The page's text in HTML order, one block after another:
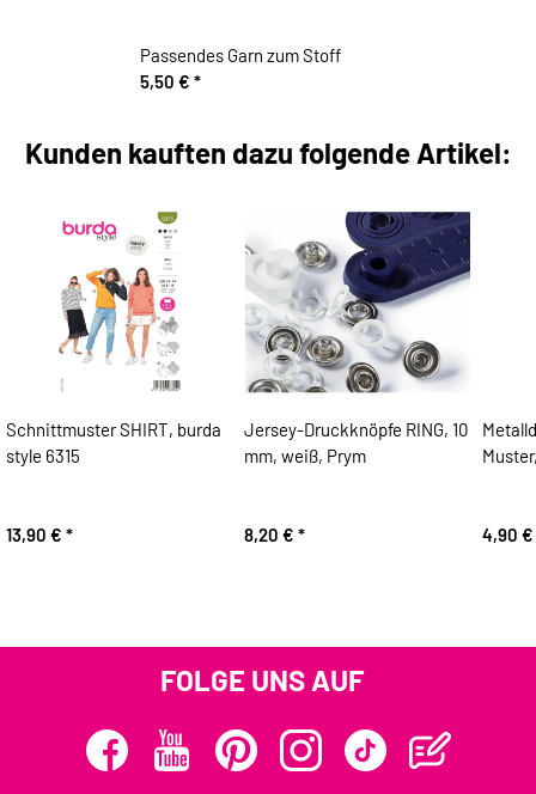
Passendes Garn zum Stoff
5,50 € *
Kunden kauften dazu folgende Artikel:
Schnittmuster SHIRT, burda
style 6315
13,90 € *
Jersey-Druckknöpfe RING, 10
mm, weiß, Prym
8,20 € * 4,90 €
FOLGE UNS AUF